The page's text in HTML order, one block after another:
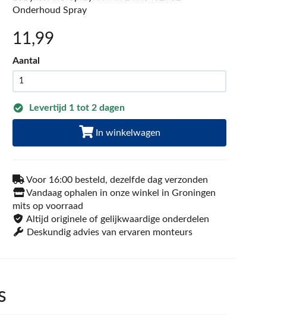
Onderhoud Spray
11,99
Aantal
Levertijd 1 tot 2 dagen
In winkelwagen
Voor 16:00 besteld, dezelfde dag verzonden
Vandaag ophalen in onze winkel in Groningen
mits op voorraad
Altijd originele of gelijkwaardige onderdelen
Deskundig advies van ervaren monteurs